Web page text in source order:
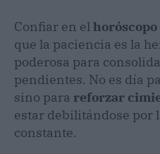
Confiar en elhoróscopo
que la paciencia es la
poderosa para
pendientes. No es día
sino para reforzar
estar debilitándose por
constante.